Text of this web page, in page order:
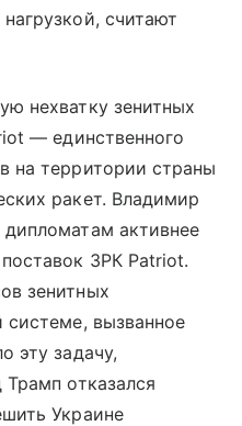
считают
нехватку зенитных
— единственного
на территории страны
ракет. Владимир
активнее
ЗРК Patriot.
зенитных
системе, вызванное
эту задачу,
отказался
Украине